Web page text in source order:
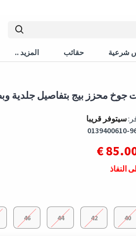
شرعية حقائب المزيد ..
محزز بيج بتفاصيل جلدية وبطانة
سيتوفر قريبا
0139400610-
85.00
40
42
44
46
النفاذ